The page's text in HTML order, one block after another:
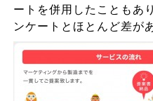
ートを併用したこともあ
ンケートとほとんど差が